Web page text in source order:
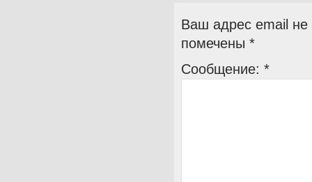
Ваш адрес email не
помечены *
Сообщение: *